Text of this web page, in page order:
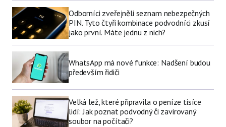
Odborníci zveřejněli seznam nebezpečných
PIN. Tyto čtyři kombinace podvodníci zkusí
jako první. Máte jednu z nich?
WhatsApp má nové funkce: Nadšení budou
především řidiči
Velká lež, které připravila o peníze tisíce
lidí: Jak poznat podvodný či zavirovaný
soubor na počítači?